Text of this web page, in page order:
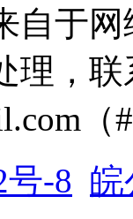
自于
理，
（
号-8 皖